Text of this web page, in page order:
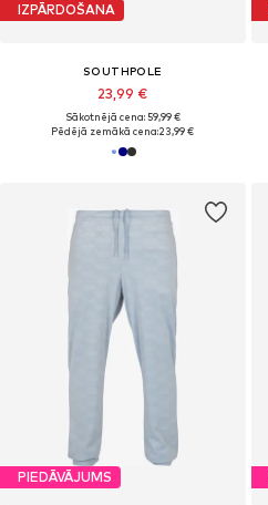
IZPĀRDOŠANA
SOUTHPOLE
23,99 €
Sākotnējā cena: 59,99 €
Pēdējā zemākā cena:23,99 €
PIEDĀVĀJUMS